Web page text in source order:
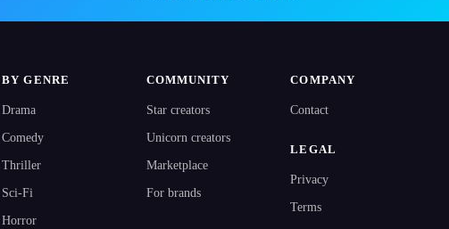
BY GENRE
Drama
Comedy
Thriller
Sci-Fi
Horror
COMMUNITY
Star creators
Unicorn creators
Marketplace
For brands
COMPANY
Contact
LEGAL
Privacy
Terms